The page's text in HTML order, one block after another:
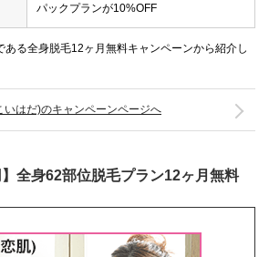
パックプランが10%OFF
ある全身脱毛12ヶ月無料キャンペーンから紹介し
いはだ)のキャンペーンページへ
全身62部位脱毛プラン12ヶ月無料